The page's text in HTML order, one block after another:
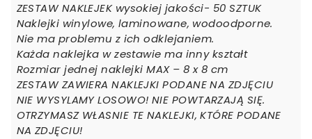
ZESTAW NAKLEJEK wysokiej jakości- 50 SZTUK
Naklejki winylowe, laminowane, wodoodporne.
Nie ma problemu z ich odklejaniem.
Każda naklejka w zestawie ma inny kształt
Rozmiar jednej naklejki MAX – 8 x 8 cm
ZESTAW ZAWIERA NAKLEJKI PODANE NA ZDJĘCIU
NIE WYSYLAMY LOSOWO! NIE POWTARZAJĄ SIĘ.
OTRZYMASZ WŁASNIE TE NAKLEJKI, KTÓRE PODANE
NA ZDJĘCIU!